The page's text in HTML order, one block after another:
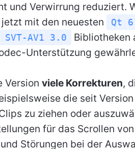
und Verwirrung reduziert.
mit den neuesten
Qt
SVT-AV1 3.0
Bibliotheken
Unterstützung
Version viele Korrekturen,
die seit
zu ziehen oder
für das Scrollen
Störungen bei der